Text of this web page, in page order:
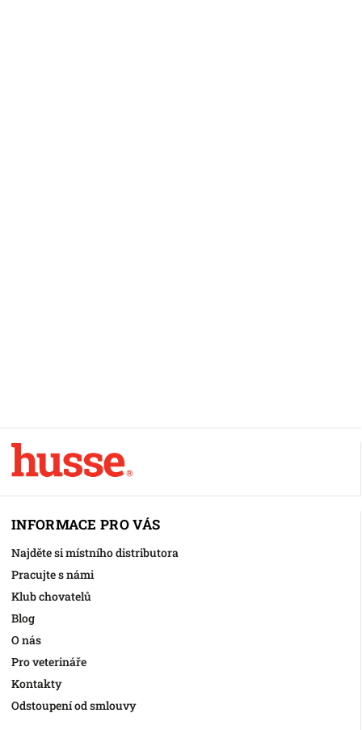
INFORMACE PRO VÁS
Najděte si místního distributora
Pracujte s námi
Klub chovatelů
Blog
O nás
Pro veterináře
Kontakty
Odstoupení od smlouvy